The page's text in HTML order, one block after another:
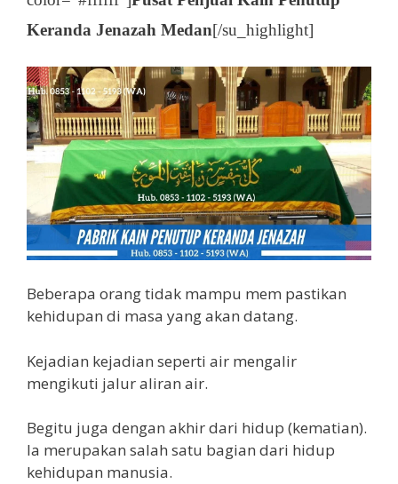
Keranda Jenazah Medan[/su_highlight]
Beberapa orang tidak mampu mem pastikan
kehidupan di masa yang akan datang.
Kejadian kejadian seperti air mengalir
mengikuti jalur aliran air.
Begitu juga dengan akhir dari hidup (kematian).
Ia merupakan salah satu bagian dari hidup
kehidupan manusia.